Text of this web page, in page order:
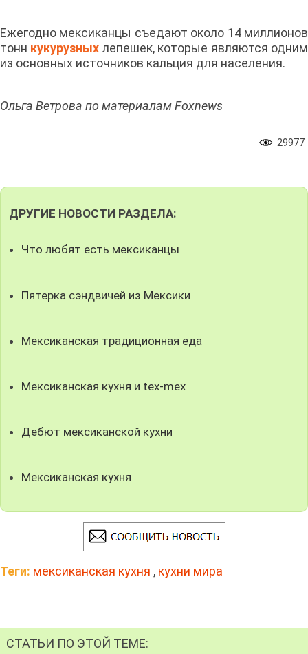
Ежегодно мексиканцы съедают около 14 миллионов
тонн кукурузных лепешек, которые являются одним
из основных источников кальция для населения.
Ольга Ветрова по материалам Foxnews
29977
ДРУГИЕ НОВОСТИ РАЗДЕЛА:
Что любят есть мексиканцы
Пятерка сэндвичей из Мексики
Мексиканская традиционная еда
Мексиканская кухня и tex-mex
Дебют мексиканской кухни
Мексиканская кухня
Теги: мексиканская кухня , кухни мира
СТАТЬИ ПО ЭТОЙ ТЕМЕ: